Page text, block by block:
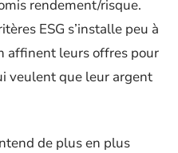
rendement/risque.
ESG s’installe peu à
affinent leurs offres pour
veulent que leur argent
de plus en plus